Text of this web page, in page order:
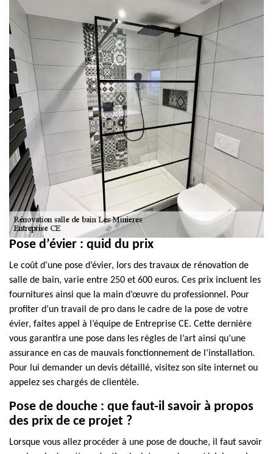
Pose d’évier : quid du prix
Le coût d’une pose d’évier, lors des travaux de rénovation de
salle de bain, varie entre 250 et 600 euros. Ces prix incluent les
fournitures ainsi que la main d’œuvre du professionnel. Pour
profiter d’un travail de pro dans le cadre de la pose de votre
évier, faites appel à l’équipe de Entreprise CE. Cette dernière
vous garantira une pose dans les règles de l’art ainsi qu’une
assurance en cas de mauvais fonctionnement de l’installation.
Pour lui demander un devis détaillé, visitez son site internet ou
appelez ses chargés de clientèle.
Pose de douche : que faut-il savoir à propos
des prix de ce projet ?
Lorsque vous allez procéder à une pose de douche, il faut savoir